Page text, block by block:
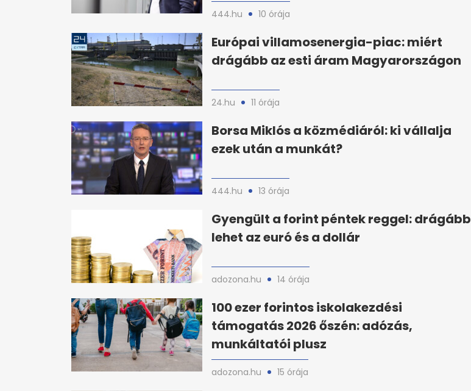
444.hu 10 órája
Európai villamosenergia-piac: miért
drágább az esti áram Magyarországon
24.hu 11 órája
Borsa Miklós a közmédiáról: ki vállalja
ezek után a munkát?
444.hu 13 órája
Gyengült a forint péntek reggel: drágább
lehet az euró és a dollár
adozona.hu 14 órája
100 ezer forintos iskolakezdési
támogatás 2026 őszén: adózás,
munkáltatói plusz
adozona.hu 15 órája